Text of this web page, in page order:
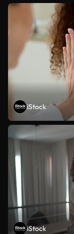
iStock
iStock